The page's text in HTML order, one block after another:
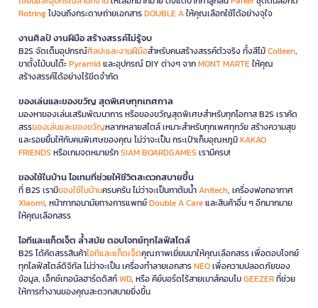
Rotringไปจนถึงกระดาษถ่ายเอกสารDOUBLE Aให้คุณเลือกใช้ได้อย่างจุใจ
งานศิลป์ งานฝีมือ สร้างสรรค์ไม่รู้จบ
B2S จัดเต็มอุปกรณ์ศิลปะและงานฝีมือสำหรับคนสร้างสรรค์ตัวจริง ทั้งสีไม้Colleen,
ขาตั้งไม้บนโต๊ะPyramidและอุปกรณ์ DIY ต่างๆ จากMONT MARTEให้คุณ
สร้างสรรค์ได้อย่างไร้ขีดจำกัด
ของเล่นและของขวัญ สุดพิเศษทุกเทศกาล
มองหาของเล่นเสริมพัฒนาการ หรือของขวัญสุดพิเศษสำหรับทุกโอกาส B2S เราคัด
สรรของเล่นและของขวัญหลากหลายสไตล์ เหมาะสำหรับทุกเพศทุกวัย สร้างความสุข
และรอยยิ้มให้กับคนพิเศษของคุณ ไม่ว่าจะเป็น กระเป๋าเก็บอุณหภูมิKAKAO
FRIENDS หรือเกมจดหมายรักSIAM BOARDGAMES เรามีครบ!
ของใช้ในบ้าน ไอเทมที่ช่วยให้ชีวิตสะดวกสบายขึ้น
ที่ B2S เรามีของใช้ในบ้านครบครัน ไม่ว่าจะเป็นกาต้มน้ำAnitech, เครื่องฟอกอากาศ
Xiaomi, หน้ากากอนามัยทางการแพทย์Double A Careและสินค้าอื่น ๆ อีกมากมาย
ให้คุณเลือกสรร
ไอทีและแก็ดเจ็ต ล้ำสมัย ตอบโจทย์ทุกไลฟ์สไตล์
B2S ได้คัดสรรสินค้าไอทีและแก็ดเจ็ตคุณภาพเยี่ยมมาให้คุณเลือกสรร เพื่อตอบโจทย์
ทุกไลฟ์สไตล์ดิจิทัล ไม่ว่าจะเป็น เครื่องทำลายเอกสารNEOเพื่อความปลอดภัยของ
ข้อมูล, เอ็กซ์เทอนัลฮาร์ดดิสก์WD, หรือ คีย์บอร์ดไร้สายเมาส์คอมโบGEEZERที่ช่วย
ให้การทำงานของคุณสะดวกสบายยิ่งขึ้น